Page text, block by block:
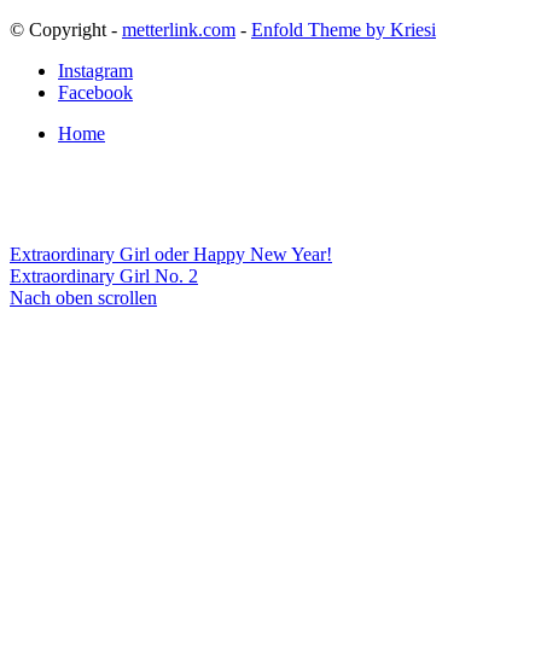
© Copyright - metterlink.com - Enfold Theme by Kriesi
Instagram
Facebook
Home
Extraordinary Girl oder Happy New Year!
Extraordinary Girl No. 2
Nach oben scrollen